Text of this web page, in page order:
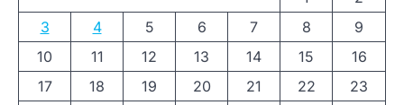
3
4 5 6 7 8
9
10
11 12 13 14 15
16
17
18 19 20 21 22
23